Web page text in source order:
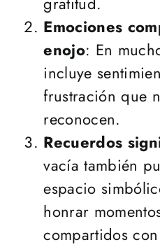
Emociones
enojo: En
incluye
frustración que
reconocen.
Recuerdos
vacía también
espacio
honrar
compartidos